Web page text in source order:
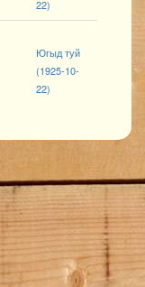
22)
Югыд туй
(1925-10-
22)